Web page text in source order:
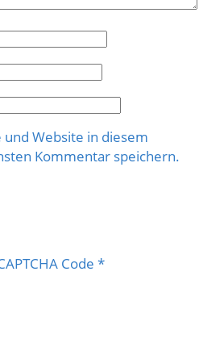
und Website in diesem
Kommentar speichern.
Code *